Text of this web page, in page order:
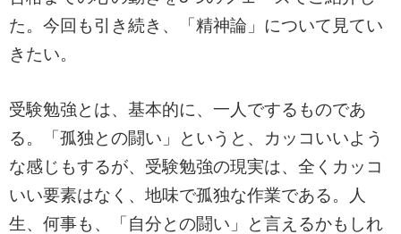
た。今回も引き続き、「精神論」について見てい
きたい。
受験勉強とは、基本的に、一人でするものであ
る。「孤独との闘い」というと、カッコいいよう
な感じもするが、受験勉強の現実は、全くカッコ
いい要素はなく、地味で孤独な作業である。人
生、何事も、「自分との闘い」と言えるかもしれ